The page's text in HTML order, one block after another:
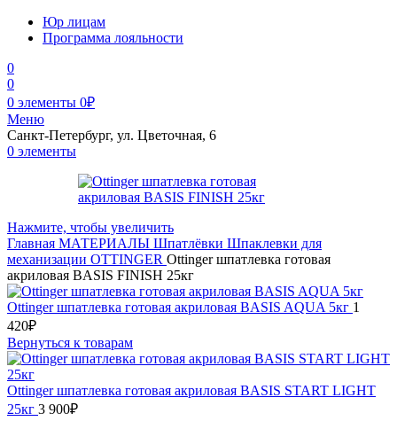
Юр лицам
Программа лояльности
0
0
0 элементы 0₽
Меню
Санкт-Петербург, ул. Цветочная, 6
0 элементы
Нажмите, чтобы увеличить
Главная МАТЕРИАЛЫ Шпатлёвки Шпаклевки для
механизации OTTINGER Ottinger шпатлевка готовая
акриловая BASIS FINISH 25кг
Ottinger шпатлевка готовая акриловая BASIS AQUA 5кг 1
420₽
Вернуться к товарам
Ottinger шпатлевка готовая акриловая BASIS START LIGHT
25кг 3 900₽